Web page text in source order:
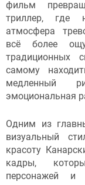
фильм
триллер, где
атмосфера
всё более
традиционных
самому
медленный
эмоциональная
Одним из
визуальный
красоту
кадры,
персонажей и